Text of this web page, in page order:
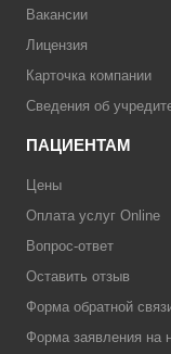
Вакансии
Лицензия
Карточка компании
Сведения об
ПАЦИЕНТАМ
Цены
Оплата услуг Online
Вопрос-ответ
Оставить отзыв
Форма обратной
Форма заявления на